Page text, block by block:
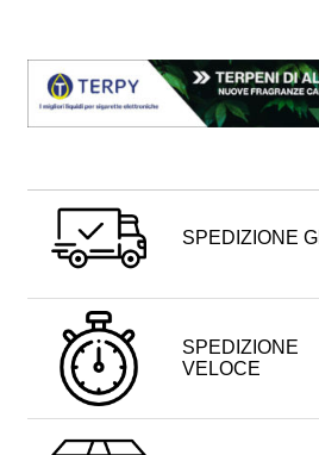
SPEDIZIONE
SPEDIZIONE
VELOCE